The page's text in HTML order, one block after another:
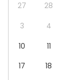
27 28
3
4
10
11
17
18